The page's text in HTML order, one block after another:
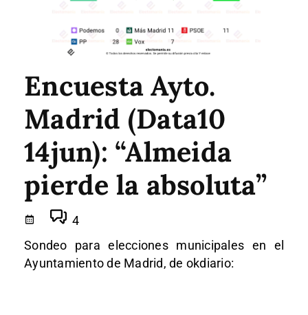
Encuesta Ayto.
Madrid (Data10
14jun): “Almeida
pierde la absoluta”
4
Sondeo para elecciones municipales en el
Ayuntamiento de Madrid, de okdiario: